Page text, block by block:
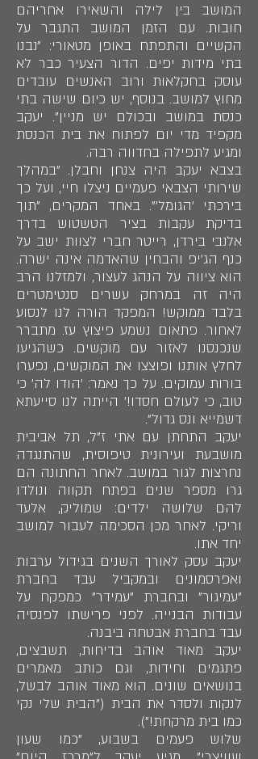
המושב בין לילה והשאירו אחריהם
חובות. עם הזמן המושב התגבר על
הקשיים והתפתח באופן מטאורי: "נבנו
בתי מידות יפים. הדור הצעיר כבר לא
עוסק בחקלאות ורוב האנשים עובדים
מחוץ למושב. בנוסף, יש כיום שישה בתי
כנסת במושב ובכולם יש מניין". יעקב
מקפיד מדי יום לפתוח את בית הכנסת
ומגיע לתפילה בחדווה רבה.
בצבא יעקב היה צנחן וחבלן. "במהלך
שירותי הצבאי פעמיים ניצלו חיי, ועל כך
בירכתי 'הגומל'". באחד המקרים, "תוך
בדיקת עקבות בציר הטשטוש בדרך
אלנבי בירדן, רייטר חברי לצוות ישב על
כנף הג'יפ והבחין שהאדמה אינה ישרה.
הוא ציווה על הנהג לעצור, ולמזלנו הרב
היה זה במרחק עשרים סנטימטרים
בלבד ממוקש! המפקד הורה לנו לנסוע
לאחור. פתאום נשמע פיצוץ עז. מתברר
שנכנסנו לאזור עם מוקשים. כשהגיעו
לחלץ אותנו ופוצצו את המוקשים, נפערו
בורות עמוקים. על כך נאמר: 'הודו לה' כי
טוב, כי לעולם חסדו!' הייתה לנו סייעתא
דשמייא ונס גדול".
יעקב התחתן עם אתי ז"ל, תל אביבית
מושבעת ועירונית טיפוסית, שהתנגדה
נחרצות לגור במושב. לאחר החתונה הם
גרו מספר שנים בפתח תקווה ונולדו
להם שלושה ילדים: שמוליק, אלעד
וריקי. לאחר מכן הסכימה לעבור למושב
יחד אתו.
יעקב עסק לאורך השנים בגידול ערבות
ואפרסמונים ובמקביל עבד בחברת
"עמיגור" ובחברת "עמידר" כמפקח על
עבודות הבנייה. לפני פרישתו לפנסיה
עבד בחברת אבטחה ביבנה.
יעקב מאוד אוהב בדיחות, תשבצים,
פתגמים וחידות, וגם כותב מאמרים
בנושאים שונים. הוא מאוד אוהב לבשל,
לנקות ולסדר את הבית ("הבית שלי נקי
כמו בית מרקחת!").
שלוש פעמים בשבוע, "כמו שעון